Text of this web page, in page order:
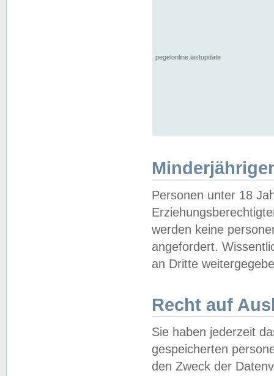
pegelonline.lastupdate
Personen unter 18
werden keine
angefordert.
an Dritte
Recht auf
Sie haben jederzeit
gespeicherten
den Zweck der